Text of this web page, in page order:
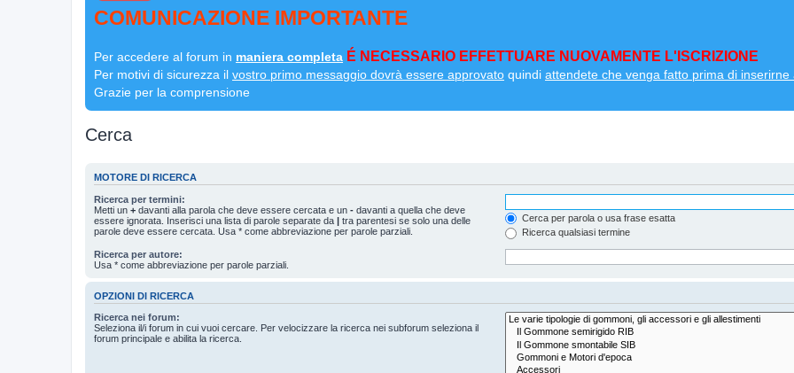
COMUNICAZIONE IMPORTANTE
Per accedere al forum in maniera completa É NECESSARIO EFFETTUARE NUOVAMENTE L'ISCRIZIONE
Per motivi di sicurezza il vostro primo messaggio dovrà essere approvato quindi attendete che venga fatto prima di inserirne
Grazie per la comprensione
Cerca
MOTORE DI RICERCA
Ricerca per termini:
Metti un + davanti alla parola che deve essere cercata e un - davanti a quella che deve
essere ignorata. Inserisci una lista di parole separate da | tra parentesi se solo una delle
parole deve essere cercata. Usa * come abbreviazione per parole parziali.
Cerca per parola o usa frase esatta
Ricerca qualsiasi termine
Ricerca per autore:
Usa * come abbreviazione per parole parziali.
OPZIONI DI RICERCA
Ricerca nei forum:
Seleziona il/i forum in cui vuoi cercare. Per velocizzare la ricerca nei subforum seleziona il
forum principale e abilita la ricerca.